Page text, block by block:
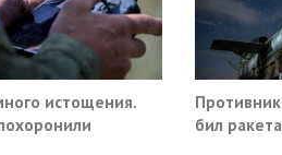
истощения.
Противник
бил